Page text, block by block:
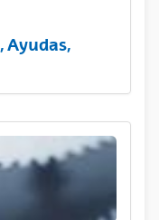
Ayudas,